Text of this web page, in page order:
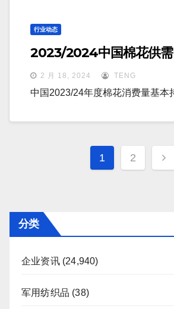
行业动态
2023/2024中国棉花供需
2 月 18, 2024 TENG
中国2023/24年度棉花消费量基本
文
章
1 2
分类
企业资讯(24,940)
军用纺织品 (38)